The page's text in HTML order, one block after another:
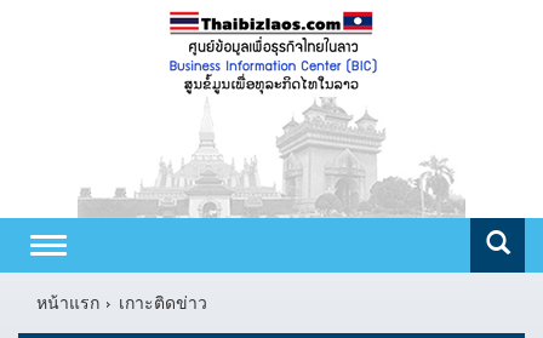
Toggle
navigation
หน้าแรก
เกาะติดข่าว